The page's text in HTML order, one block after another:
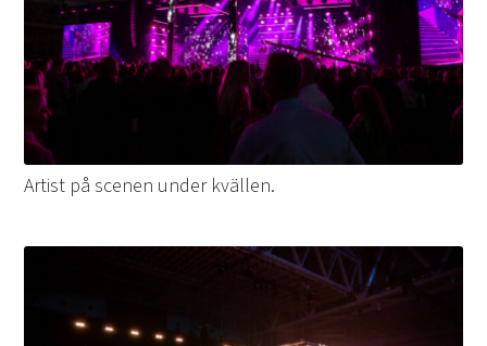
Artist på scenen under kvällen.